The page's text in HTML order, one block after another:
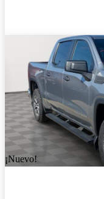
¡Nuevo!